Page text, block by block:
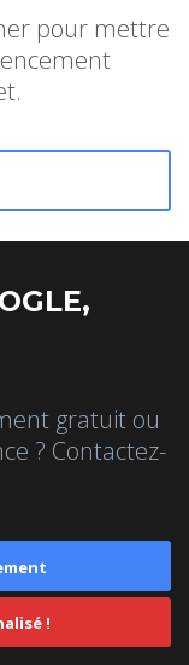
pour mettre
gratuit ou
? Contactez-
!